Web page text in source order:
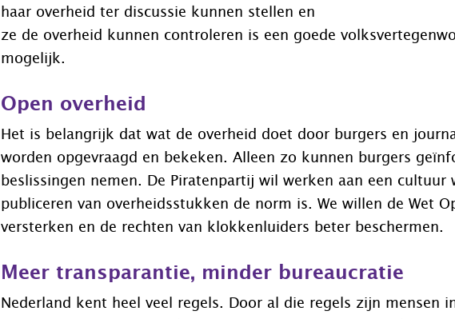
haar overheid ter discussie kunnen stellen en
ze de overheid kunnen controleren is een goede
mogelijk.
Open overheid
Het is belangrijk dat wat de overheid doet door burgers en
worden opgevraagd en bekeken. Alleen zo kunnen burgers
beslissingen nemen. De Piratenpartij wil werken aan een cultuur
publiceren van overheidsstukken de norm is. We willen de Wet
versterken en de rechten van klokkenluiders beter beschermen.
Meer transparantie, minder bureaucratie
Nederland kent heel veel regels. Door al die regels zijn mensen